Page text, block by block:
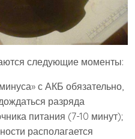
следующие моменты:
с АКБ обязательно,
разряда
питания (7-10 минут);
располагается